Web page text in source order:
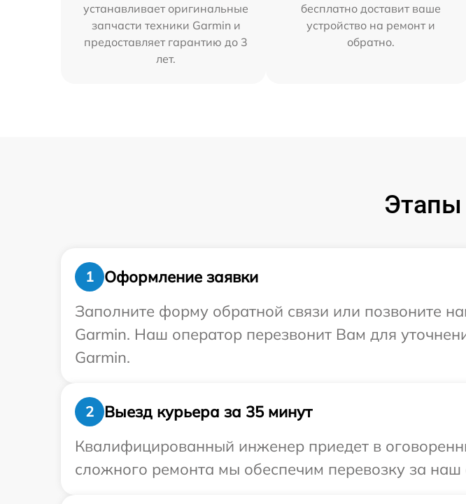
устанавливает оригинальные
запчасти техники Garmin и
предоставляет гарантию до 3
лет.
бесплатно доставит ваше
устройство на ремонт и
обратно.
Этапы
1
Оформление заявки
Заполните форму обратной связи или позвоните
Garmin. Наш оператор перезвонит Вам для
Garmin.
2
Выезд курьера за 35 минут
Квалифицированный инженер приедет в
сложного ремонта мы обеспечим перевозку за наш